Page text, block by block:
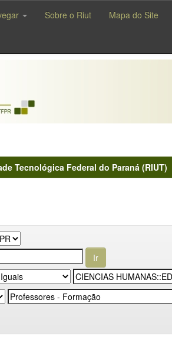
Sobre o Riut Mapa do Site
Tecnológica Federal do Paraná (RIUT)